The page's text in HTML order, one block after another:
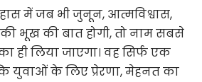
में जब भी जुनून, आत्मविश्वास,
भूख की बात होगी, तो नाम सबसे
ही लिया जाएगा। वह सिर्फ एक
युवाओं के लिए प्रेरणा, मेहनत का